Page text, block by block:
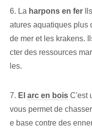
6. La harpons en fer
atures aquatiques plus
de mer et les krakens.
cter des ressources
les.
7. El arc en bois C'est
vous permet de
e base contre des